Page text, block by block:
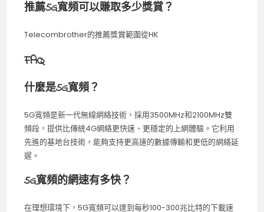
推薦5G寬頻可以賺取多少獎賞？
Telecombrother的推薦獎賞範圍從HK
FAQ
什麼是5G寬頻？
5G寬頻是新一代無線網絡技術，採用3500MHz和2100MHz雙
頻段，提供比傳統4G網絡更快速、更穩定的上網體驗。它利用
先進的基地台技術，能夠支持更高速的數據傳輸和更低的網絡延
遲。
5G寬頻的網速有多快？
在理想環境下，5G寬頻可以達到每秒100-300兆比特的下載速